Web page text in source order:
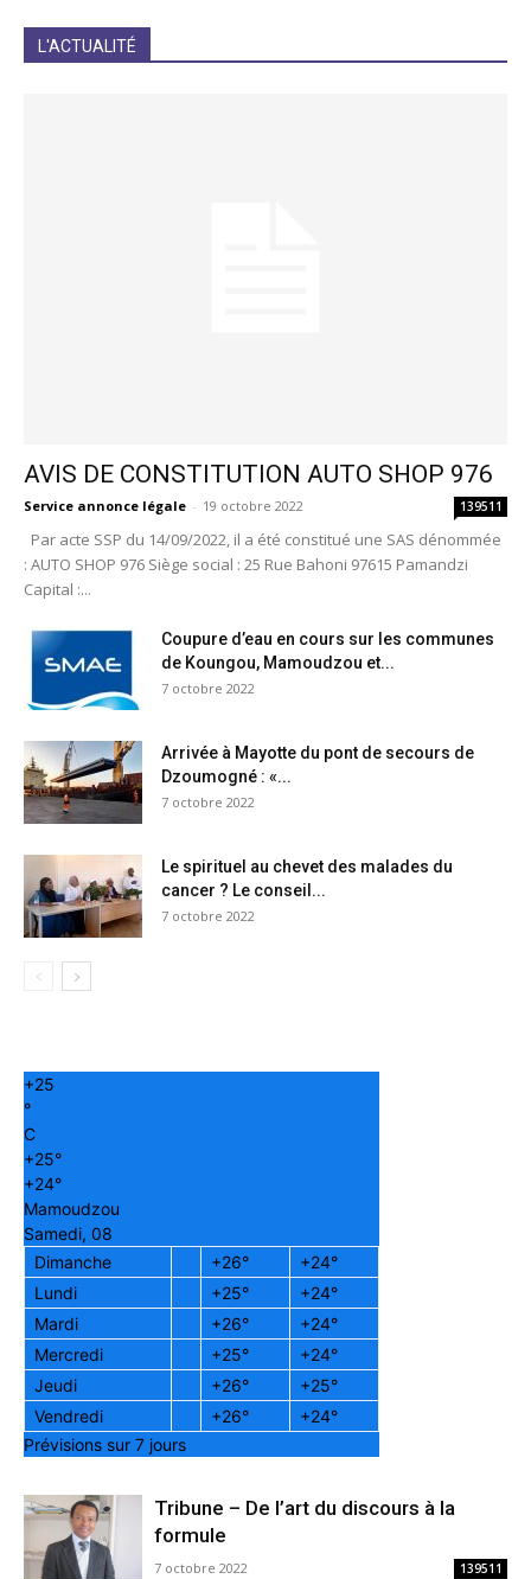
L'ACTUALITÉ
AVIS DE CONSTITUTION AUTO SHOP 976
Service annonce légale - 19 octobre 2022 139511
Par acte SSP du 14/09/2022, il a été constitué une SAS dénommée
: AUTO SHOP 976 Siège social : 25 Rue Bahoni 97615 Pamandzi
Capital :...
Coupure d’eau en cours sur les communes
de Koungou, Mamoudzou et...
7 octobre 2022
Arrivée à Mayotte du pont de secours de
Dzoumogné : «...
7 octobre 2022
Le spirituel au chevet des malades du
cancer ? Le conseil...
7 octobre 2022
+25
°
C
+25°
+24°
Mamoudzou
Samedi, 08
Dimanche
+26° +24°
Lundi
+25° +24°
Mardi
+26° +24°
Mercredi
+25° +24°
Jeudi
+26° +25°
Vendredi
+26° +24°
Prévisions sur 7 jours
Tribune – De l’art du discours à la
formule
7 octobre 2022 139511